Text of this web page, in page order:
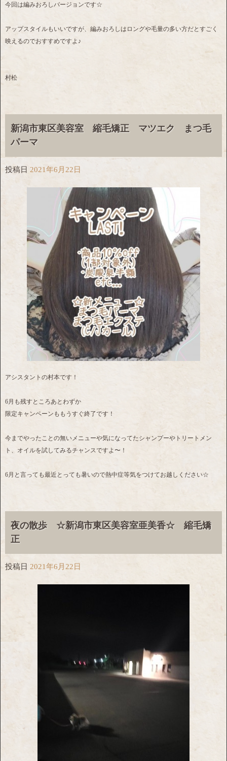
今回は編みおろしバージョンです☆
アップスタイルもいいですが、編みおろしはロングや毛量の多い方だとすごく
映えるのでおすすめですよ♪
村松
新潟市東区美容室 縮毛矯正 マツエク まつ毛
パーマ
投稿日 2021年6月22日
アシスタントの村本です！
6月も残すところあとわずか
限定キャンペーンももうすぐ終了です！
今までやったことの無いメニューや気になってたシャンプーやトリートメン
ト、オイルを試してみるチャンスですよ〜！
6月と言っても最近とっても暑いので熱中症等気をつけてお越しください☆
夜の散歩 ☆新潟市東区美容室亜美香☆ 縮毛矯
正
投稿日 2021年6月22日